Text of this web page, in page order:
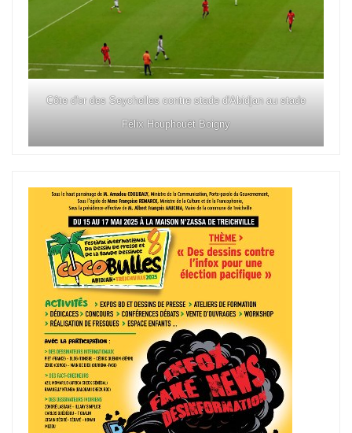
Côte d'or des Seychelles contre stade d'Abidjan au stade
Félix Houphouët Boigny